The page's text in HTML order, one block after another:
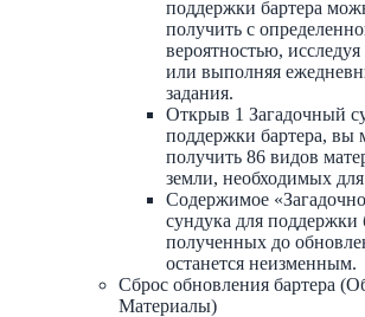
поддержки бартера
получить с
вероятностью,
или выполняя
задания.
Открыв 1 Загадочный
поддержки бартера, вы
получить 86 видов
земли, необходимых для
Содержимое
сундука для поддержки
полученных до
останется неизменным.
Сброс обновления бартера
Материалы)